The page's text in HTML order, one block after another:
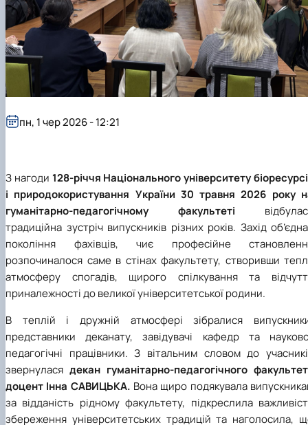
Кафедра англійської філології
Кафедра фізичної культури і спорту
Кафедра філософії та міжнародної
комунікації
Кафедра психології
Кафедра культурології
З нагоди 128-річчя Національного університету
і природокористування України 30 травня 2026 року
гуманітарно-педагогічному факультеті
традиційна зустріч випускників різних років. Захід
покоління фахівців, чиє професійне
розпочиналося саме в стінах факультету, створивши
атмосферу спогадів, щирого спілкування та
приналежності до великої університетської родини.
В теплій і дружній атмосфері зібралися
представники деканату, завідувачі кафедр та
педагогічні працівники. З вітальним словом до
звернулася декан гуманітарно-педагогічного
доцент Інна САВИЦЬКА. Вона щиро подякувала
за відданість рідному факультету, підкреслила
збереження університетських традицій та наголосила,
пн, 1 чер 2026 - 12:21